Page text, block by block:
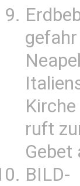
Kirche
ruft
Gebet
BILD-